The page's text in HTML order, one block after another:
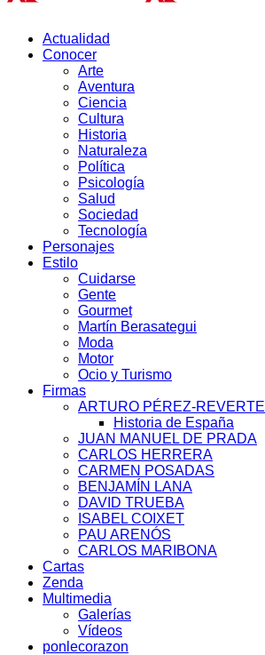
Actualidad
Conocer
Arte
Aventura
Ciencia
Cultura
Historia
Naturaleza
Política
Psicología
Salud
Sociedad
Tecnología
Personajes
Estilo
Cuidarse
Gente
Gourmet
Martín Berasategui
Moda
Motor
Ocio y Turismo
Firmas
ARTURO PÉREZ-REVERTE
Historia de España
JUAN MANUEL DE PRADA
CARLOS HERRERA
CARMEN POSADAS
BENJAMÍN LANA
DAVID TRUEBA
ISABEL COIXET
PAU ARENÓS
CARLOS MARIBONA
Cartas
Zenda
Multimedia
Galerías
Vídeos
ponlecorazon